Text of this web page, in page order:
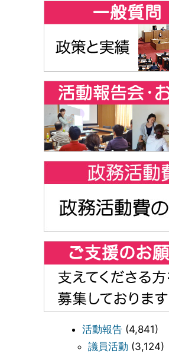
活動報告 (4,841)
議員活動 (3,124)